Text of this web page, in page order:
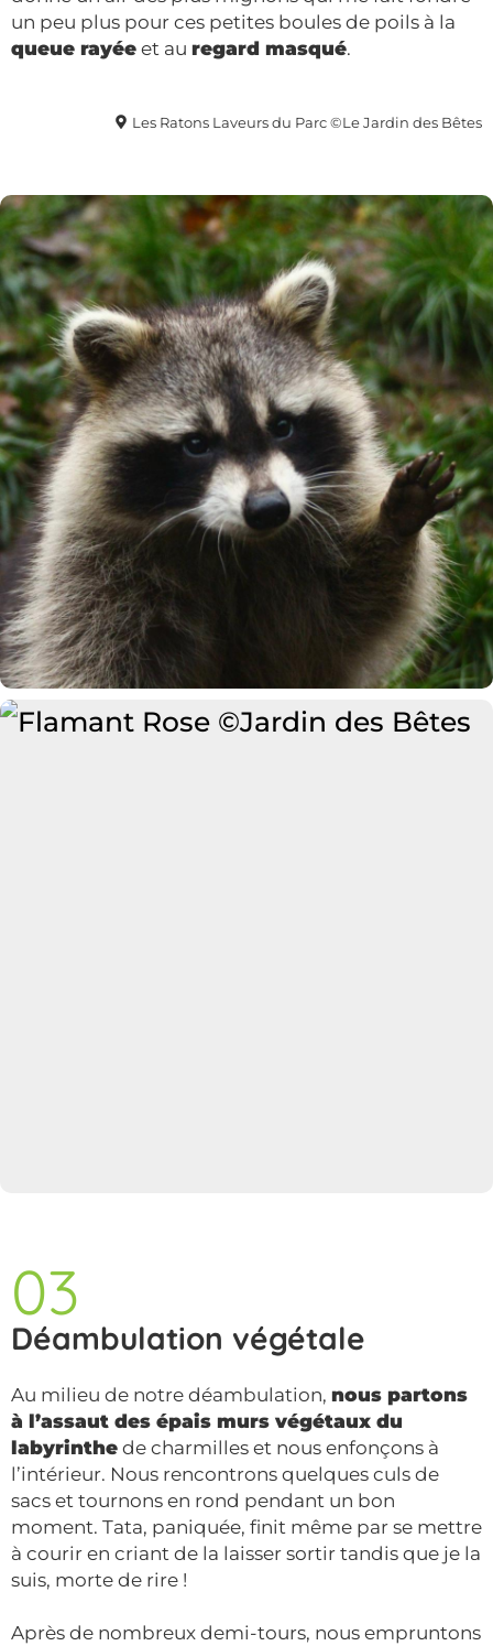
un peu plus pour ces petites boules de poils à la
queue rayée et au regard masqué.
Les Ratons Laveurs du Parc ©Le Jardin des Bêtes
03
Déambulation végétale
Au milieu de notre déambulation, nous partons
à l’assaut des épais murs végétaux du
labyrinthe de charmilles et nous enfonçons à
l’intérieur. Nous rencontrons quelques culs de
sacs et tournons en rond pendant un bon
moment. Tata, paniquée, finit même par se mettre
à courir en criant de la laisser sortir tandis que je la
suis, morte de rire !
Après de nombreux demi-tours, nous empruntons